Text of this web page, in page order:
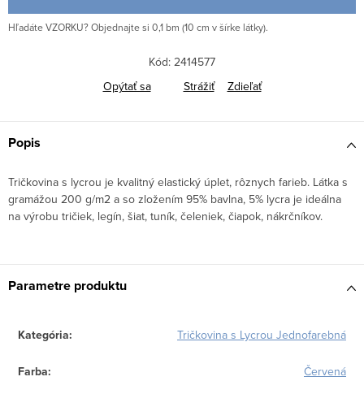
Hľadáte VZORKU? Objednajte si 0,1 bm (10 cm v šírke látky).
Kód: 2414577
Opýtať sa
Strážiť Zdieľať
Popis
Tričkovina s lycrou je kvalitný elastický úplet, rôznych farieb. Látka s
gramážou 200 g/m2 a so zložením 95% bavlna, 5% lycra je ideálna
na výrobu tričiek, legín, šiat, tuník, čeleniek, čiapok, nákrčníkov.
Parametre produktu
Kategória: Tričkovina s Lycrou Jednofarebná
Farba: Červená